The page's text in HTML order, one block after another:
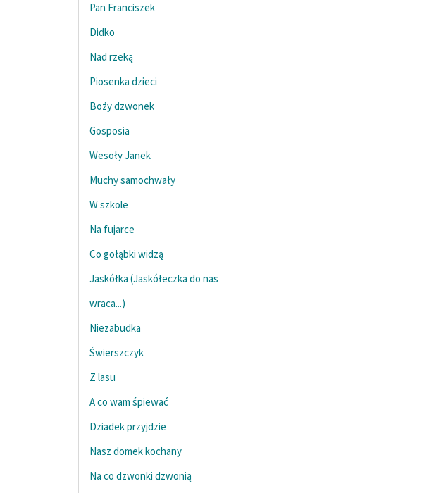
Pan Franciszek
Didko
Nad rzeką
Piosenka dzieci
Boży dzwonek
Gosposia
Wesoły Janek
Muchy samochwały
W szkole
Na fujarce
Co gołąbki widzą
Jaskółka (Jaskółeczka do nas
wraca...)
Niezabudka
Świerszczyk
Z lasu
A co wam śpiewać
Dziadek przyjdzie
Nasz domek kochany
Na co dzwonki dzwonią